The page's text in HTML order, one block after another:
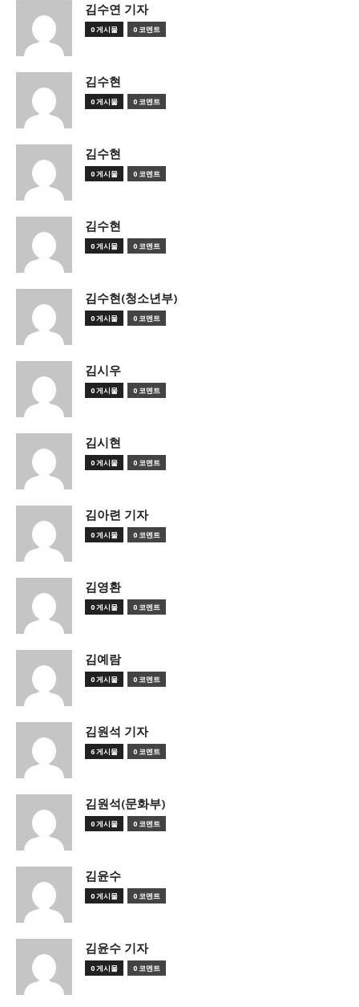
김수연 기자
0 게시물 0 코멘트
김수현
0 게시물 0 코멘트
김수현
0 게시물 0 코멘트
김수현
0 게시물 0 코멘트
김수현(청소년부)
0 게시물 0 코멘트
김시우
0 게시물 0 코멘트
김시현
0 게시물 0 코멘트
김아련 기자
0 게시물 0 코멘트
김영환
0 게시물 0 코멘트
김예람
0 게시물 0 코멘트
김원석 기자
6 게시물 0 코멘트
김원석(문화부)
0 게시물 0 코멘트
김윤수
0 게시물 0 코멘트
김윤수 기자
0 게시물 0 코멘트